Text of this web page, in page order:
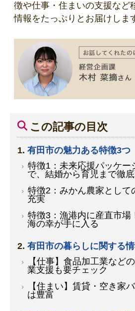
徴や仕事・住まいの支援など
情報をたっぷりとお届けしま
この記事の目次
有田市の魅力ある特徴3つ
特徴1：未来応援パッケー
で、結婚から育児まで徹
特徴2：みかん農家として
充実
特徴3：漁港内に産直市場
海の幸が手に入る
有田市の暮らしに関する
【仕事】食品加工業など
業支援も要チェック
【住まい】賃貸・空き家
は豊富